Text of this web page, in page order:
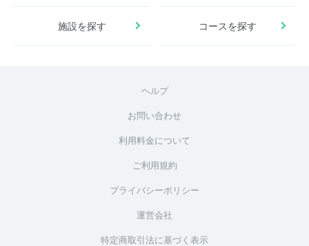
施設を探す コースを探す
ヘルプ
お問い合わせ
利用料金について
ご利用規約
プライバシーポリシー
運営会社
特定商取引法に基づく表示